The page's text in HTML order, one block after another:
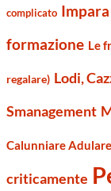
complicato
formazione Le
regalare) Lodi,
Smanagement
Calunniare Adulare
criticamente